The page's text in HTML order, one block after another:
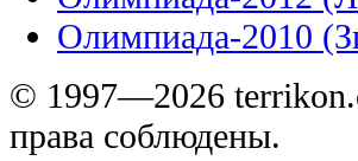
Олимпиада-2010
© 1997—2026
права соблюдены.